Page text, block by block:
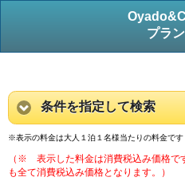
プラ
条件を指定して検索
※表示の料金は大人１泊１名様当たりの料金です
（※ 表示した料金は消費税込み価格で
も全て消費税込み価格となります。）